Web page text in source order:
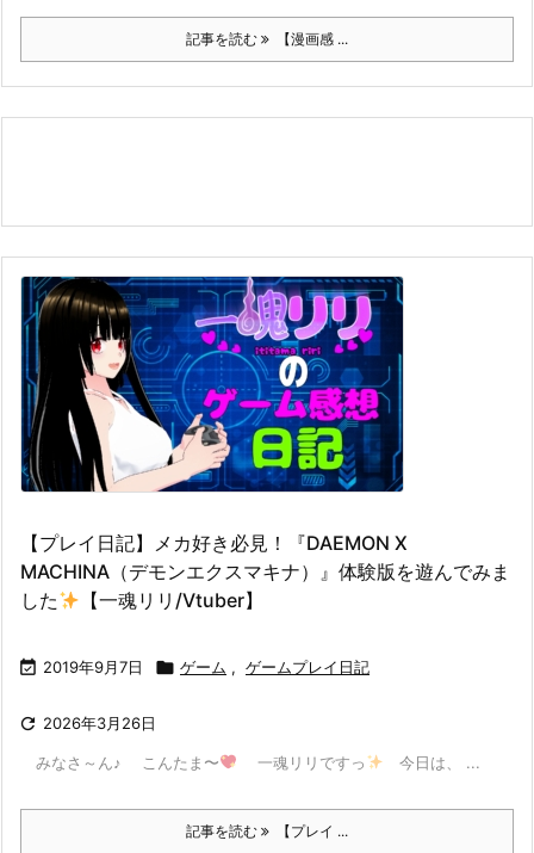
記事を読む 【漫画感 ...
【プレイ日記】メカ好き必見！『DAEMON X
MACHINA（デモンエクスマキナ）』体験版を遊んでみま
した
【一魂リリ/Vtuber】
 2019年9月7日  ゲーム , ゲームプレイ日記
 2026年3月26日
みなさ～ん♪ こんたま〜 一魂リリですっ 今日は、 ...
記事を読む 【プレイ ...